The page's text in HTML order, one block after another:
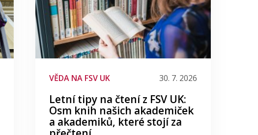
VĚDA NA FSV UK 30. 7. 2026
Letní tipy na čtení z FSV UK:
Osm knih našich akademiček
a akademiků, které stojí za